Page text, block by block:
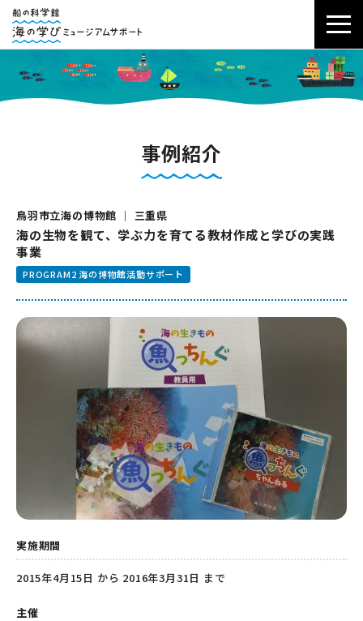
事例紹介
鳥羽市立海の博物館 ｜ 三重県
海の生物を観て、学ぶ力を育てる教材作成と学びの実践
事業
PROGRAM2 海の博物館活動サポート
実施期間
2015年4月15日 から 2016年3月31日 まで
主催